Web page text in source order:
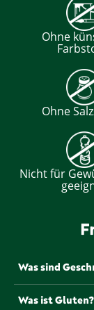
Ohne
Ohne
Nicht für
Was sind
Als
Was ist Gluten?